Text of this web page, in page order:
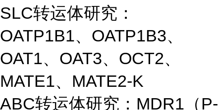
SLC转运体研究：
OATP1B1、OATP1B3、
OAT1、OAT3、OCT2、
MATE1、MATE2-K
ABC转运体研究：MDR1（P-